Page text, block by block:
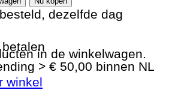
in de winkelwagen.
winkel
dezelfde dag
betalen
> € 50,00 binnen NL